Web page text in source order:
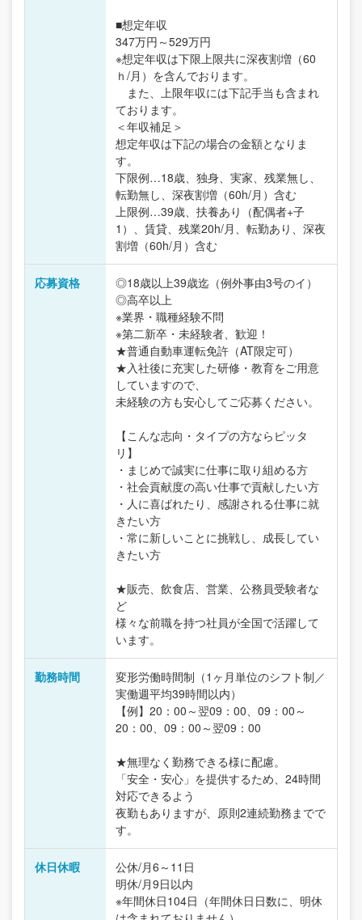
■想定年収
347万円～529万円
※想定年収は下限上限共に深夜割増（60
ｈ/月）を含んでおります。
また、上限年収には下記手当も含まれ
ております。
＜年収補足＞
想定年収は下記の場合の金額となりま
す。
下限例…18歳、独身、実家、残業無し、
転勤無し、深夜割増（60h/月）含む
上限例…39歳、扶養あり（配偶者+子
1）、賃貸、残業20h/月、転勤あり、深夜
割増（60h/月）含む
応募資格
◎18歳以上39歳迄（例外事由3号のイ）
◎高卒以上
※業界・職種経験不問
※第二新卒・未経験者、歓迎！
★普通自動車運転免許（AT限定可）
★入社後に充実した研修・教育をご用意
していますので、
未経験の方も安心してご応募ください。
【こんな志向・タイプの方ならピッタ
リ】
・まじめで誠実に仕事に取り組める方
・社会貢献度の高い仕事で貢献したい方
・人に喜ばれたり、感謝される仕事に就
きたい方
・常に新しいことに挑戦し、成長してい
きたい方
★販売、飲食店、営業、公務員受験者な
ど
様々な前職を持つ社員が全国で活躍して
います。
勤務時間
変形労働時間制（1ヶ月単位のシフト制／
実働週平均39時間以内）
【例】20：00～翌09：00、09：00～
20：00、09：00～翌09：00
★無理なく勤務できる様に配慮。
「安全・安心」を提供するため、24時間
対応できるよう
夜勤もありますが、原則2連続勤務までで
す。
休日休暇
公休/月6～11日
明休/月9日以内
※年間休日104日（年間休日日数に、明休